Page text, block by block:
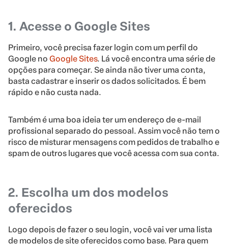
1. Acesse o Google Sites
Primeiro, você precisa fazer login com um perfil do
Google no Google Sites. Lá você encontra uma série de
opções para começar. Se ainda não tiver uma conta,
basta cadastrar e inserir os dados solicitados. É bem
rápido e não custa nada.
Também é uma boa ideia ter um endereço de e-mail
profissional separado do pessoal. Assim você não tem o
risco de misturar mensagens com pedidos de trabalho e
spam de outros lugares que você acessa com sua conta.
2. Escolha um dos modelos
oferecidos
Logo depois de fazer o seu login, você vai ver uma lista
de modelos de site oferecidos como base. Para quem